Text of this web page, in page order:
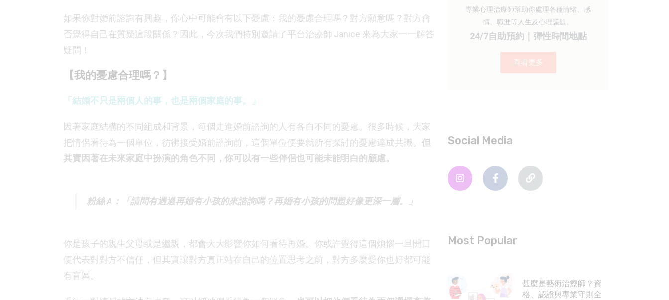
如果你對婚前諮詢有興趣，你心中可能會有以下憂慮：我的憂慮合理嗎？對方願意嗎？對方會
否覺得自己在質疑這段關係？因此，今次我們特別邀請了平台治療師 Janice 來為大家一一解答
疑問！
【我的憂慮合理嗎？】
「結婚不只是兩個人的事，也是兩個家庭的事。」
因著家庭結構的不同組成和背景，每個走進婚前諮詢的人有各自不同的憂慮。很多時候，大家
把情侶看待為一個單位，彷彿接受婚前諮詢前，這個單位便要就所有探討的憂慮達成共識。 但
其實因著在未來家庭中扮演的角色不同，你可以有一些伴侶也可能未能明白的顧慮。
粉絲 A：「請問有遇過再婚有小孩的來諮詢嗎？再婚有小孩的問題好像更深一層。」
你是孩子的親生父母或是繼親，都會大大影響你如何看待再婚。你或許覺得這個煩惱一旦開口
便代表對對方不信任，但其實讓對方真正站在自己的位置思考之前，對方多麼愛你也好都可能
有盲區。
專業心理治療師幫助你處理各種情緒、感
情、職涯等人生及心理議題。
24/7自助預約｜彈性時間地點
查看更多
Social Media
Most Popular
甚麼是藝術治療師？資
格、認證與專業守則全